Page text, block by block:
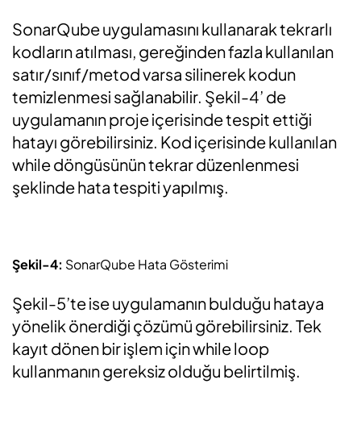
SonarQube uygulamasını kullanarak tekrarlı
kodların atılması, gereğinden fazla kullanılan
satır/sınıf/metod varsa silinerek kodun
temizlenmesi sağlanabilir. Şekil-4’ de
uygulamanın proje içerisinde tespit ettiği
hatayı görebilirsiniz. Kod içerisinde kullanılan
while döngüsünün tekrar düzenlenmesi
şeklinde hata tespiti yapılmış.
Şekil-4: SonarQube Hata Gösterimi
Şekil-5’te ise uygulamanın bulduğu hataya
yönelik önerdiği çözümü görebilirsiniz. Tek
kayıt dönen bir işlem için while loop
kullanmanın gereksiz olduğu belirtilmiş.